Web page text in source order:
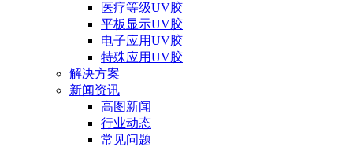
医疗等级UV胶
平板显示UV胶
电子应用UV胶
特殊应用UV胶
解决方案
新闻资讯
高图新闻
行业动态
常见问题